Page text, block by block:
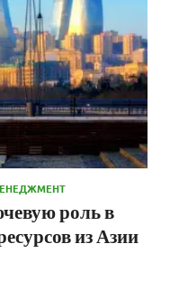
роль в
из Азии